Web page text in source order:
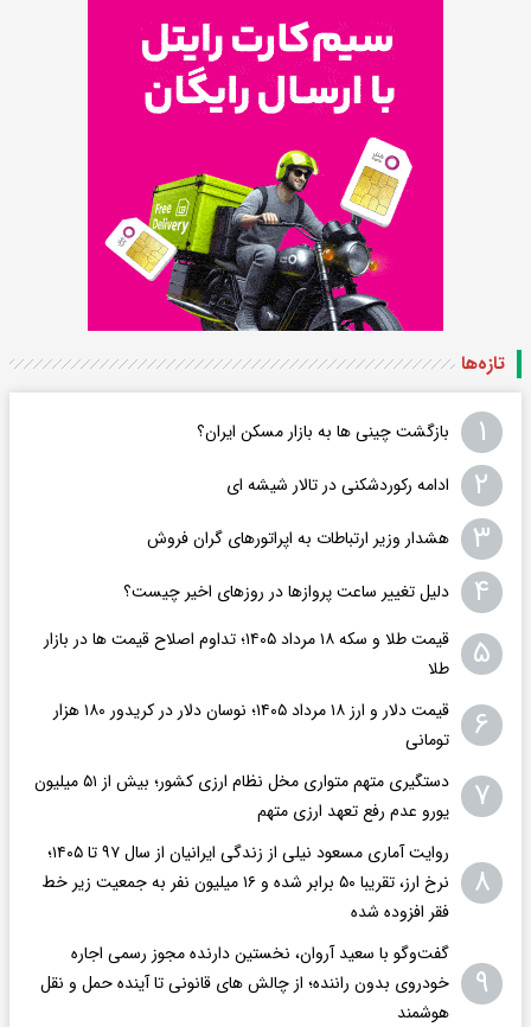
تازه‌ها
۱ بازگشت چینی ها به بازار مسکن ایران؟
۲ ادامه رکوردشکنی در تالار شیشه ای
۳ هشدار وزیر ارتباطات به اپراتورهای گران فروش
۴ دلیل تغییر ساعت پروازها در روزهای اخیر چیست؟
۵
قیمت طلا و سکه ۱۸ مرداد ۱۴۰۵؛ تداوم اصلاح قیمت ها در بازار
طلا
۶
قیمت دلار و ارز ۱۸ مرداد ۱۴۰۵​؛ نوسان دلار در کریدور ۱۸۰ هزار
تومانی
۷
دستگیری متهم متواری مخل نظام ارزی کشور؛ بیش از ۵۱ میلیون
یورو عدم رفع تعهد ارزی متهم
۸
روایت آماری مسعود نیلی از زندگی ایرانیان از سال ۹۷ تا ۱۴۰۵؛
نرخ ارز، تقریبا ۵۰ برابر شده و ۱۶ میلیون نفر به جمعیت زیر خط
فقر افزوده شده
۹
گفت‌وگو با سعید آروان، نخستین دارنده مجوز رسمی اجاره
خودروی بدون راننده؛ از چالش های قانونی تا آینده حمل و نقل
هوشمند